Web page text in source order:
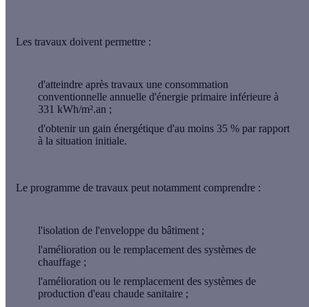
Les travaux doivent permettre :
d'atteindre après travaux une consommation
conventionnelle annuelle d'énergie primaire inférieure à
331 kWh/m².an ;
d'obtenir un gain énergétique d'au moins 35 % par rapport
à la situation initiale.
Le programme de travaux peut notamment comprendre :
l'isolation de l'enveloppe du bâtiment ;
l'amélioration ou le remplacement des systèmes de
chauffage ;
l'amélioration ou le remplacement des systèmes de
production d'eau chaude sanitaire ;